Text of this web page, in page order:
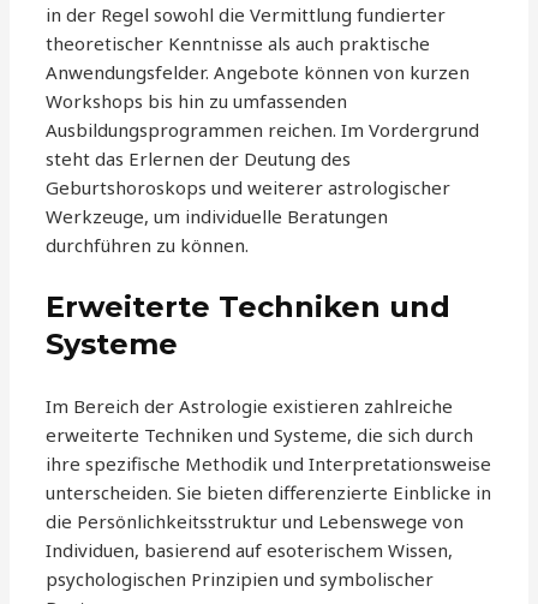
in der Regel sowohl die Vermittlung fundierter
theoretischer Kenntnisse als auch praktische
Anwendungsfelder. Angebote können von kurzen
Workshops bis hin zu umfassenden
Ausbildungsprogrammen reichen. Im Vordergrund
steht das Erlernen der Deutung des
Geburtshoroskops und weiterer astrologischer
Werkzeuge, um individuelle Beratungen
durchführen zu können.
Erweiterte Techniken und
Systeme
Im Bereich der Astrologie existieren zahlreiche
erweiterte Techniken und Systeme, die sich durch
ihre spezifische Methodik und Interpretationsweise
unterscheiden. Sie bieten differenzierte Einblicke in
die Persönlichkeitsstruktur und Lebenswege von
Individuen, basierend auf esoterischem Wissen,
psychologischen Prinzipien und symbolischer